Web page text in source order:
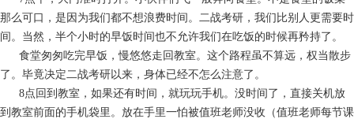
那么可口，是因为我们都不想浪费时间。二战考研，我们比别人更需要时
间。当然，半个小时的早饭时间也不允许我们在吃饭的时候再矜持了。
食堂匆匆吃完早饭，慢悠悠走回教室。这个路程虽不算远，权当散步
了。毕竟决定二战考研以来，身体已经不怎么注意了。
8点回到教室，如果还有时间，就玩玩手机。没时间了，直接关机放
到教室前面的手机袋里。放在手里一怕被值班老师没收（值班老师每节课